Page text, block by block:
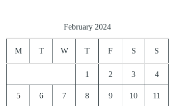
February 2024
M T W T F S S
1 2 3 4
5 6 7 8 9 10 11